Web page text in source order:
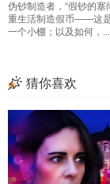
伪钞制造者，“假钞的
重生活制造假币——这
一个小棚；以及如何，...
猜你喜欢